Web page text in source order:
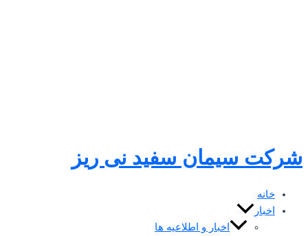
شرکت سیمان سفید نی ریز
خانه
اخبار
اخبار و اطلاعیه ها